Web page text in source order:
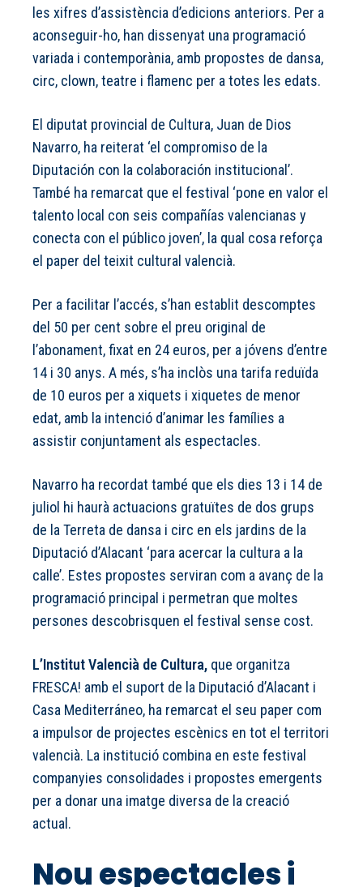
les xifres d’assistència d’edicions anteriors. Per a
aconseguir-ho, han dissenyat una programació
variada i contemporània, amb propostes de dansa,
circ, clown, teatre i flamenc per a totes les edats.
El diputat provincial de Cultura, Juan de Dios
Navarro, ha reiterat ‘el compromiso de la
Diputación con la colaboración institucional’.
També ha remarcat que el festival ‘pone en valor el
talento local con seis compañías valencianas y
conecta con el público joven’, la qual cosa reforça
el paper del teixit cultural valencià.
Per a facilitar l’accés, s’han establit descomptes
del 50 per cent sobre el preu original de
l’abonament, fixat en 24 euros, per a jóvens d’entre
14 i 30 anys. A més, s’ha inclòs una tarifa reduïda
de 10 euros per a xiquets i xiquetes de menor
edat, amb la intenció d’animar les famílies a
assistir conjuntament als espectacles.
Navarro ha recordat també que els dies 13 i 14 de
juliol hi haurà actuacions gratuïtes de dos grups
de la Terreta de dansa i circ en els jardins de la
Diputació d’Alacant ‘para acercar la cultura a la
calle’. Estes propostes serviran com a avanç de la
programació principal i permetran que moltes
persones descobrisquen el festival sense cost.
L’Institut Valencià de Cultura, que organitza
FRESCA! amb el suport de la Diputació d’Alacant i
Casa Mediterráneo, ha remarcat el seu paper com
a impulsor de projectes escènics en tot el territori
valencià. La institució combina en este festival
companyies consolidades i propostes emergents
per a donar una imatge diversa de la creació
actual.
Nou espectacles i